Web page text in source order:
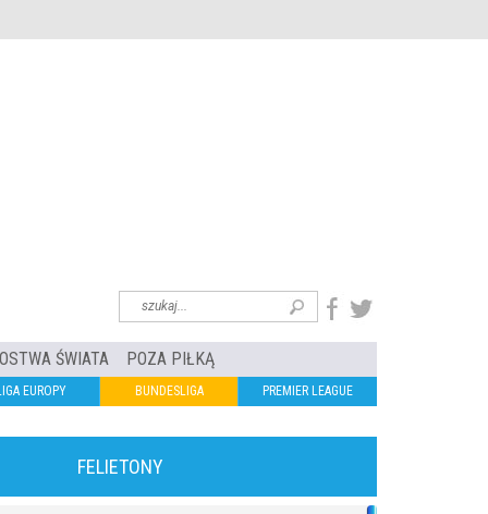
ŚWIATA POZA PIŁKĄ
EUROPY BUNDESLIGA PREMIER LEAGUE
FELIETONY